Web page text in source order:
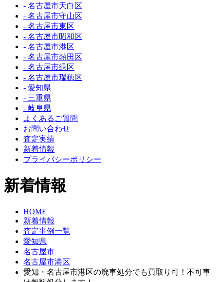
- 名古屋市天白区
- 名古屋市守山区
- 名古屋市東区
- 名古屋市昭和区
- 名古屋市港区
- 名古屋市熱田区
- 名古屋市緑区
- 名古屋市瑞穂区
- 愛知県
- 三重県
- 岐阜県
よくあるご質問
お問い合わせ
査定実績
新着情報
プライバシーポリシー
新着情報
HOME
新着情報
査定事例一覧
愛知県
名古屋市
名古屋市港区
愛知・名古屋市港区の廃車処分でも買取り可！不可車